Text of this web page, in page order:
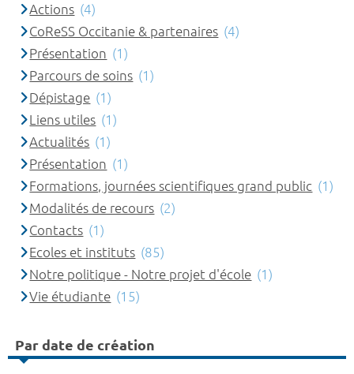
Actions (4)
CoReSS Occitanie & partenaires (4)
Présentation (1)
Parcours de soins (1)
Dépistage (1)
Liens utiles (1)
Actualités (1)
Présentation (1)
Formations, journées scientifiques grand public (1)
Modalités de recours (2)
Contacts (1)
Ecoles et instituts (85)
Notre politique - Notre projet d'école (1)
Vie étudiante (15)
Par date de création